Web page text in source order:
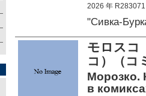
2026 年 R283071
"Сивка-
モロス
コ）（
Морозко.
в